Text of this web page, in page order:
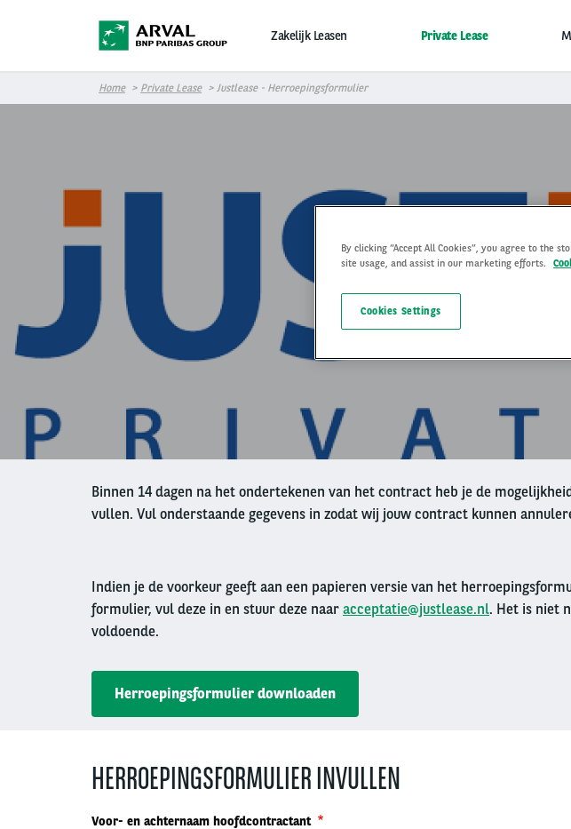
Zakelijk Leasen Private Lease
Home Private Lease Justlease - Herroepingsformulier
Binnen 14 dagen na het ondertekenen van het contract heb je de
vullen. Vul onderstaande gegevens in zodat wij jouw contract kunnen
Indien je de voorkeur geeft aan een papieren versie van het
formulier, vul deze in en stuur deze naar acceptatie@justlease.nl. Het is niet
voldoende.
Herroepingsformulier downloaden
HERROEPINGSFORMULIER INVULLEN
Voor- en achternaam hoofdcontractant
By clicking “Accept All Cookies”, you agree to the
site usage, and assist in our marketing efforts.
Cookies Settings